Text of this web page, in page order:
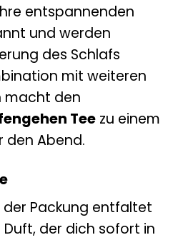
entspannenden
und werden
des Schlafs
mit weiteren
macht den
Tee zu einem
den Abend.
Packung entfaltet
der dich sofort in